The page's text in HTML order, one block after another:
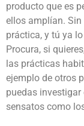
producto que es
ellos amplían. Sin
práctica, y tú ya
Procura, si
las prácticas
ejemplo de otros
puedas
sensatos como